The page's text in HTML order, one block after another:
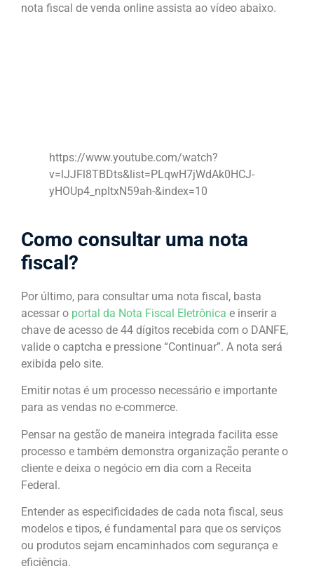
nota fiscal de venda online assista ao vídeo abaixo.
https://www.youtube.com/watch?
v=lJJFl8TBDts&list=PLqwH7jWdAk0HCJ-
yHOUp4_npItxN59ah-&index=10
Como consultar uma nota
fiscal?
Por último, para consultar uma nota fiscal, basta
acessar o portal da Nota Fiscal Eletrônica e inserir a
chave de acesso de 44 dígitos recebida com o DANFE,
valide o captcha e pressione “Continuar”. A nota será
exibida pelo site.
Emitir notas é um processo necessário e importante
para as vendas no e-commerce.
Pensar na gestão de maneira integrada facilita esse
processo e também demonstra organização perante o
cliente e deixa o negócio em dia com a Receita
Federal.
Entender as especificidades de cada nota fiscal, seus
modelos e tipos, é fundamental para que os serviços
ou produtos sejam encaminhados com segurança e
eficiência.